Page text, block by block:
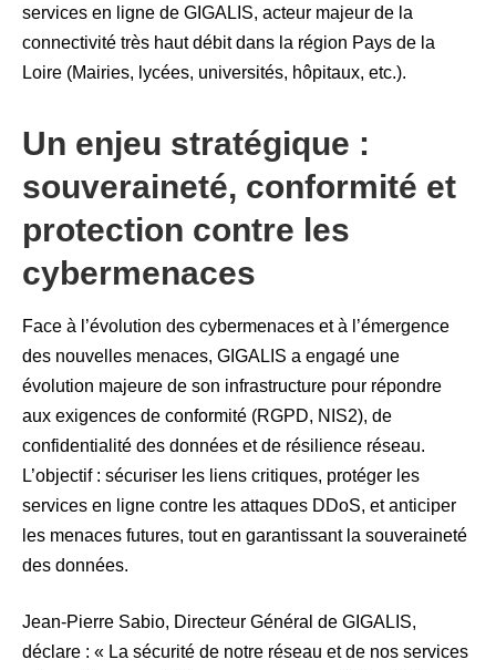
services en ligne de GIGALIS, acteur majeur de la
connectivité très haut débit dans la région Pays de la
Loire (Mairies, lycées, universités, hôpitaux, etc.).
Un enjeu stratégique :
souveraineté, conformité et
protection contre les
cybermenaces
Face à l’évolution des cybermenaces et à l’émergence
des nouvelles menaces, GIGALIS a engagé une
évolution majeure de son infrastructure pour répondre
aux exigences de conformité (RGPD, NIS2), de
confidentialité des données et de résilience réseau.
L’objectif : sécuriser les liens critiques, protéger les
services en ligne contre les attaques DDoS, et anticiper
les menaces futures, tout en garantissant la souveraineté
des données.
Jean-Pierre Sabio, Directeur Général de GIGALIS,
déclare : « La sécurité de notre réseau et de nos services